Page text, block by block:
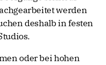
werden
deshalb in festen
oder bei hohen